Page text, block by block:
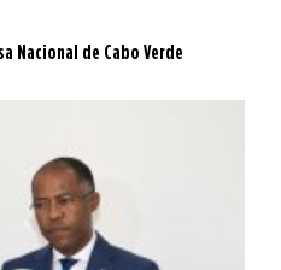
Nacional de Cabo Verde